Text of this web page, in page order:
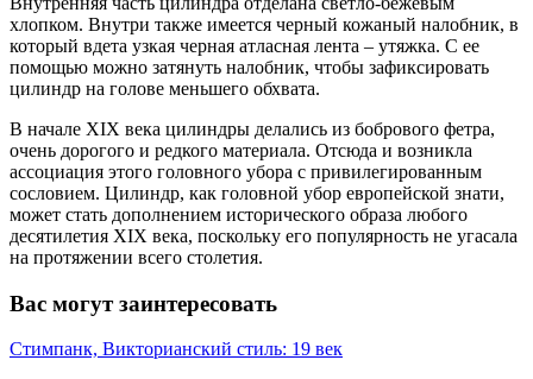
хлопком. Внутри также имеется черный кожаный налобник, в
который вдета узкая черная атласная лента – утяжка. С ее
помощью можно затянуть налобник, чтобы зафиксировать
цилиндр на голове меньшего обхвата.
В начале XIX века цилиндры делались из бобрового фетра,
очень дорогого и редкого материала. Отсюда и возникла
ассоциация этого головного убора с привилегированным
сословием. Цилиндр, как головной убор европейской знати,
может стать дополнением исторического образа любого
десятилетия XIX века, поскольку его популярность не угасала
на протяжении всего столетия.
Вас могут заинтересовать
Стимпанк, Викторианский стиль: 19 век